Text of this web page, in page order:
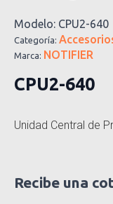
Modelo: CPU2-640
Categoría:
Marca: NOTIFIER
CPU2-640
Unidad Central de
Recibe una